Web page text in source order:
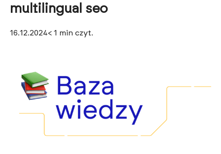
multilingual seo
16.12.2024< 1 min czyt.